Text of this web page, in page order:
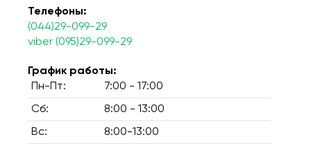
Телефоны:
(044)29-099-29
viber (095)29-099-29
График работы:
Пн-Пт:
7:00 - 17:00
Сб: 8:00 - 13:00
Вс: 8:00-13:00